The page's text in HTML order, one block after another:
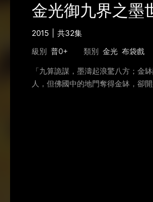
金光御九界之墨
2015
共32集
級別 普0+ 類別 金光 布袋戲
「九算詭謀，墨濤起浪驚八方；金
人，但佛國中的地門奪得金缽，卻